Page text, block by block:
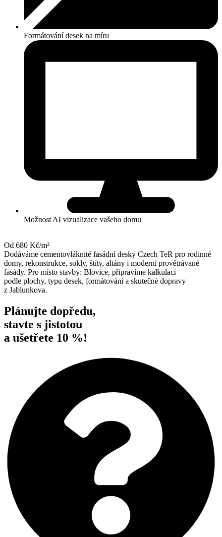
Formátování desek na míru
Možnost AI vizualizace vašeho domu
Od 680 Kč/m²
Dodáváme cementovláknité fasádní desky Czech TeR pro rodinné
domy, rekonstrukce, sokly, štíty, altány i moderní provětrávané
fasády. Pro místo stavby: Blovice, připravíme kalkulaci
podle plochy, typu desek, formátování a skutečné dopravy
z Jablunkova.
Plánujte dopředu,
stavte s jistotou
a ušetřete 10 %!